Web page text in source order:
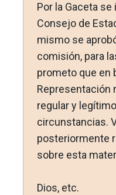
Por la Gaceta se
Consejo de
mismo se
comisión, para
prometo que en
Representación
regular y
circunstancias.
posteriormente
sobre esta
Dios, etc.